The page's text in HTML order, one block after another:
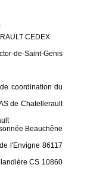
CEDEX
de-Saint-Genis
coordination du
de Chatellerault
Beauchêne
l'Envigne 86117
CS 10860